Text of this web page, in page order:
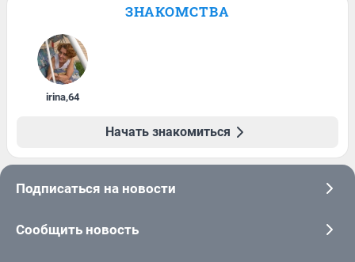
ЗНАКОМСТВА
irina,64
Начать знакомиться
Подписаться на новости
Сообщить новость